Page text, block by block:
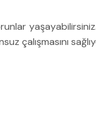
çalışmasını